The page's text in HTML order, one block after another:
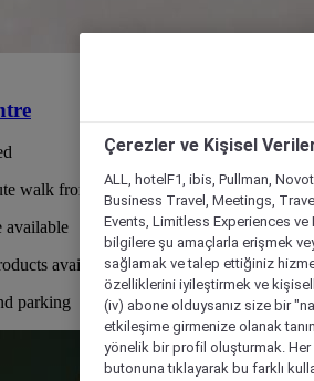
walk from the historic city center
available
available 24 hours a day
parking
Çerezler ve Kişisel
ALL, hotelF1, ibis, Pullman,
Business Travel, Meetings,
Events, Limitless Experiences
bilgilere şu amaçlarla erişmek
sağlamak ve talep ettiğiniz
özelliklerini iyileştirmek ve
(iv) abone olduysanız size bir
etkileşime girmenize olanak
yönelik bir profil oluşturmak.
butonuna tıklayarak bu farklı